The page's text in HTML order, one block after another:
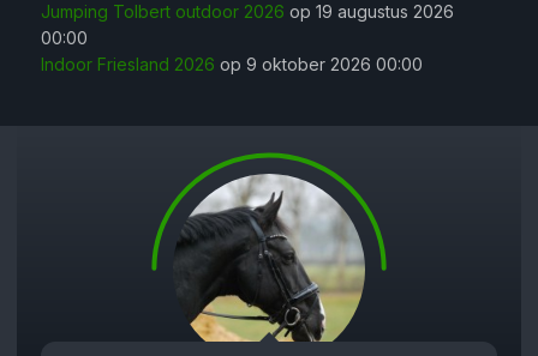
Jumping Tolbert outdoor 2026 op 19 augustus 2026
00:00
Indoor Friesland 2026 op 9 oktober 2026 00:00